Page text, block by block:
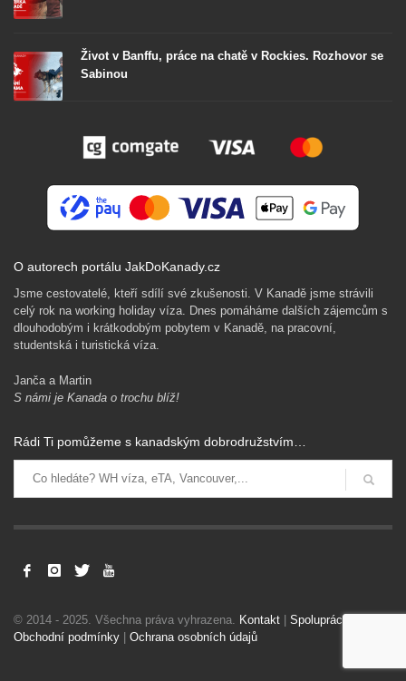
Život v Banffu, práce na chatě v Rockies. Rozhovor se
Sabinou
O autorech portálu JakDoKanady.cz
Jsme cestovatelé, kteří sdílí své zkušenosti. V Kanadě jsme strávili
celý rok na working holiday víza. Dnes pomáháme dalších zájemcům s
dlouhodobým i krátkodobým pobytem v Kanadě, na pracovní,
studentská i turistická víza.
Janča a Martin
S námi je Kanada o trochu blíž!
Rádi Ti pomůžeme s kanadským dobrodružstvím…
© 2014 - 2025. Všechna práva vyhrazena. Kontakt Spolupráce
Obchodní podmínky
Ochrana osobních údajů